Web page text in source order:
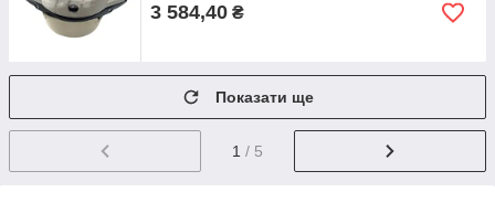
3 584,40 ₴
Показати ще
1 / 5